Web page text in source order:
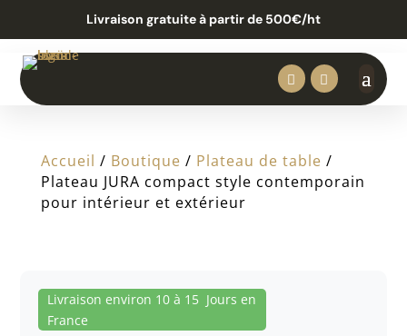
Livraison gratuite à partir de 500€/ht


Accueil / Boutique / Plateau de table /
Plateau JURA compact style contemporain
pour intérieur et extérieur
Livraison environ 10 à 15 Jours en
France